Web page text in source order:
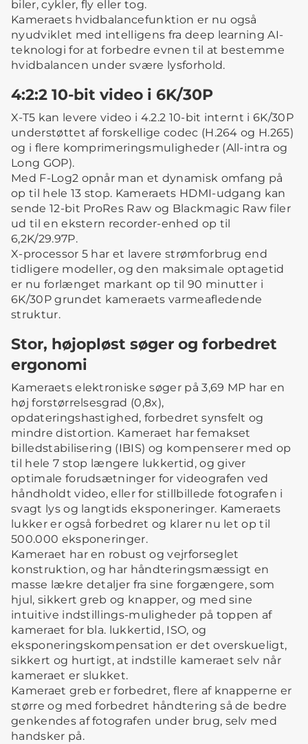
biler, cykler, fly eller tog.
Kameraets hvidbalancefunktion er nu også
nyudviklet med intelligens fra deep learning AI-
teknologi for at forbedre evnen til at bestemme
hvidbalancen under svære lysforhold.
4:2:2 10-bit video i 6K/30P
X-T5 kan levere video i 4.2.2 10-bit internt i 6K/30P
understøttet af forskellige codec (H.264 og H.265)
og i flere komprimeringsmuligheder (All-intra og
Long GOP).
Med F-Log2 opnår man et dynamisk omfang på
op til hele 13 stop. Kameraets HDMI-udgang kan
sende 12-bit ProRes Raw og Blackmagic Raw filer
ud til en ekstern recorder-enhed op til
6,2K/29.97P.
X-processor 5 har et lavere strømforbrug end
tidligere modeller, og den maksimale optagetid
er nu forlænget markant op til 90 minutter i
6K/30P grundet kameraets varmeafledende
struktur.
Stor, højopløst søger og forbedret
ergonomi
Kameraets elektroniske søger på 3,69 MP har en
høj forstørrelsesgrad (0,8x),
opdateringshastighed, forbedret synsfelt og
mindre distortion. Kameraet har femakset
billedstabilisering (IBIS) og kompenserer med op
til hele 7 stop længere lukkertid, og giver
optimale forudsætninger for videografen ved
håndholdt video, eller for stillbillede fotografen i
svagt lys og langtids eksponeringer. Kameraets
lukker er også forbedret og klarer nu let op til
500.000 eksponeringer.
Kameraet har en robust og vejrforseglet
konstruktion, og har håndteringsmæssigt en
masse lækre detaljer fra sine forgængere, som
hjul, sikkert greb og knapper, og med sine
intuitive indstillings-muligheder på toppen af
kameraet for bla. lukkertid, ISO, og
eksponeringskompensation er det overskueligt,
sikkert og hurtigt, at indstille kameraet selv når
kameraet er slukket.
Kameraet greb er forbedret, flere af knapperne er
større og med forbedret håndtering så de bedre
genkendes af fotografen under brug, selv med
handsker på.